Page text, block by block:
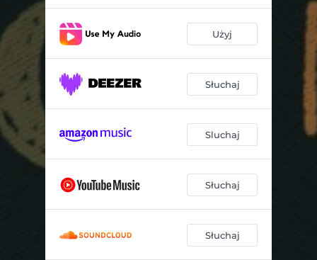
Użyj
Słuchaj
Sluchaj
Słuchaj
Słuchaj